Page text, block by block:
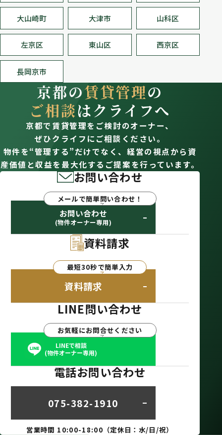
大山崎町 大津市 山科区
左京区 東山区 西京区
長岡京市
京都の賃貸管理の
ご相談はクライフへ
京都で賃貸管理をご検討のオーナー、
ぜひクライフにご相談ください。
物件を“管理する”だけでなく、経営の視点から資
産価値と収益を最大化するご提案を行っています。
お問い合わせ
メールで簡単問い合わせ！
お問い合わせ
(物件オーナー専用)
資料請求
最短30秒で簡単入力
資料請求
LINE問い合わせ
お気軽にお問合せください
LINEで相談
(物件オーナー専用)
電話お問い合わせ
075-382-1910
営業時間 10:00-18:00（定休日：水/日/祝）